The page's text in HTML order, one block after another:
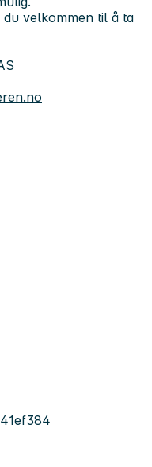
velkommen til å ta